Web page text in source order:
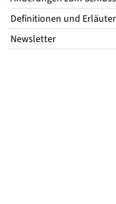
Definitionen und
Newsletter